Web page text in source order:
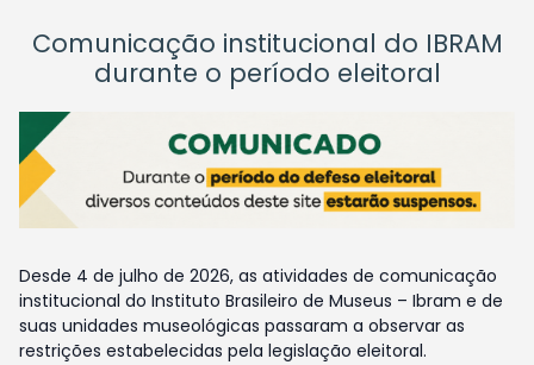
Comunicação institucional do IBRAM
durante o período eleitoral
Desde 4 de julho de 2026, as atividades de comunicação
institucional do Instituto Brasileiro de Museus – Ibram e de
suas unidades museológicas passaram a observar as
restrições estabelecidas pela legislação eleitoral.